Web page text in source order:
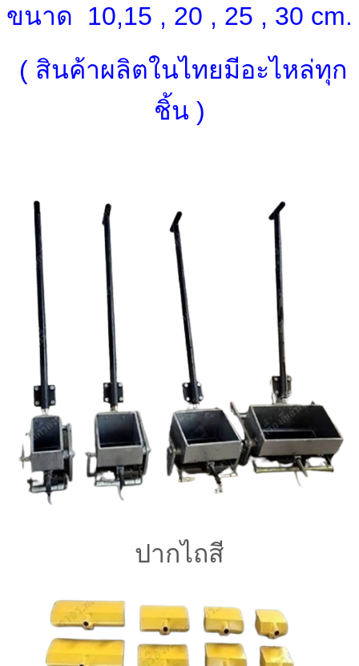
ขนาด 10,15 , 20 , 25 , 30 cm.
( สินค้าผลิตในไทยมีอะไหล่ทุก
ชิ้น )
ปากไถสี